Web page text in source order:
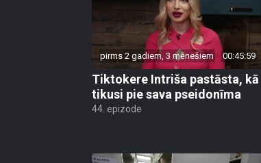
pirms 2 gadiem, 3 mēnešiem 00:45:59
Tiktokere Intriša pastāsta, kā
tikusi pie sava pseidonīma
44. epizode